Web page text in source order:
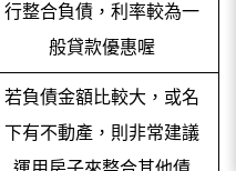
行整合負債，利率較為一
般貸款優惠喔
若負債金額比較大，或名
下有不動產，則非常建議